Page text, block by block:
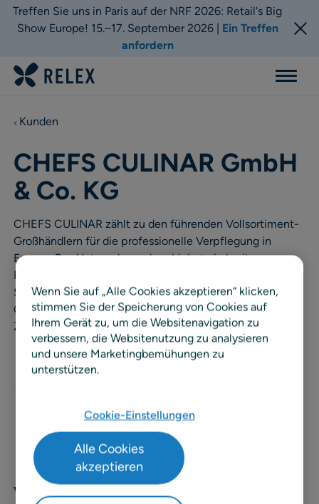
Treffen Sie uns in Paris auf der NRF 2026: Retail's Big
Show Europe! 15.–17. September 2026 | Ein Treffen
anfordern
Menu
Kunden
CHEFS CULINAR GmbH
& Co. KG
CHEFS CULINAR zählt zu den führenden Vollsortiment-
Großhändlern für die professionelle Verpflegung in
Europa. Das Unternehmen kombiniert ein breites
Produktspektrum mit individueller Beratung, digitalen
Services und modernster Logistik – mit Fokus auf
Qualität, Zuverlässigkeit und partnerschaftliche
Zusammenarbeit.
Verwandte Nachrichten & Inhalte
Wenn Sie auf „Alle Cookies akzeptieren“ klicken,
stimmen Sie der Speicherung von Cookies auf
Ihrem Gerät zu, um die Websitenavigation zu
verbessern, die Websitenutzung zu analysieren
und unsere Marketingbemühungen zu
unterstützen.
Cookie-Einstellungen
Alle Cookies
akzeptieren